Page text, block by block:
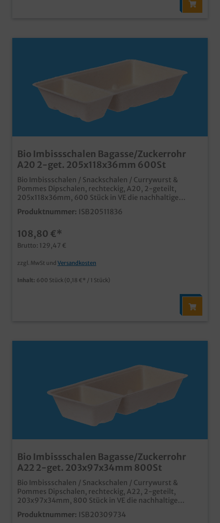
Bio Imbissschalen Bagasse/Zuckerrohr
A20 2-get. 205x118x36mm 600St
Bio Imbissschalen / Snackschalen / Currywurst &
Pommes Dipschalen, rechteckig, A20, 2-geteilt,
205x118x36mm, 600 Stück in VE die nachhaltige
Variante zu den bekannten PP Imbissschalen aus
biologisch abbaubarem Bagasse/Zuckerrohr Material
Mikrowellen-und Backofengeeignet ideal für Pommes,
Currywurst, Fingerfood, usw. in Imbiss, Food Truck,
Kantine, usw. in verschiedenen Größen und auch
Unterteilungen erhältlich
Produktnummer: ISB20511836
108,80 €*
Brutto: 129,47 €
zzgl. MwSt und Versandkosten
Inhalt: 600 Stück (0,18 €* / 1 Stück)
Bio Imbissschalen Bagasse/Zuckerrohr
A22 2-get. 203x97x34mm 800St
Bio Imbissschalen / Snackschalen / Currywurst &
Pommes Dipschalen, rechteckig, A22, 2-geteilt,
203x97x34mm, 800 Stück in VE die nachhaltige
Variante zu den bekannten PP Imbissschalen aus
biologisch abbaubarem Bagasse/Zuckerrohr Material
Produktnummer: ISB20309734